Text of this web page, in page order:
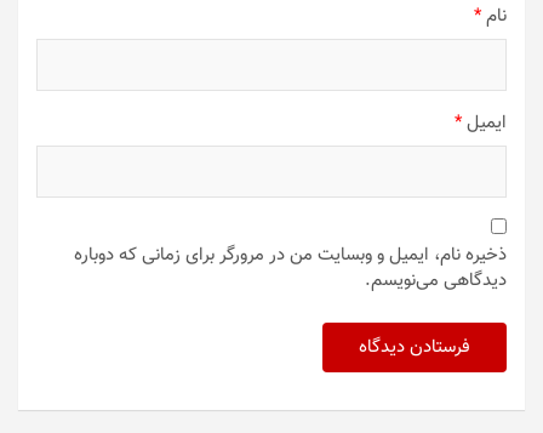
نام*
ایمیل*
ذخیره نام، ایمیل و وبسایت من در مرورگر برای زمانی که دوباره
دیدگاهی می‌نویسم.